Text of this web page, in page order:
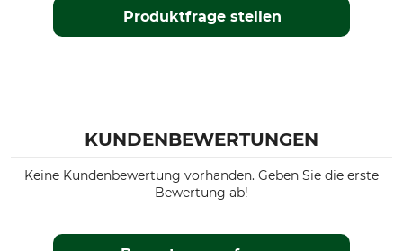
Produktfrage stellen
KUNDENBEWERTUNGEN
Keine Kundenbewertung vorhanden. Geben Sie die erste
Bewertung ab!